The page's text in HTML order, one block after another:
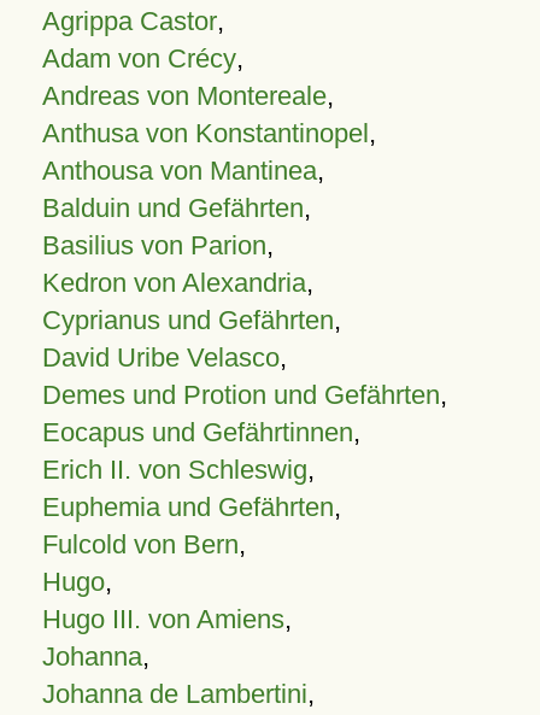
Agrippa Castor,
Adam von Crécy,
Andreas von Montereale,
Anthusa von Konstantinopel,
Anthousa von Mantinea,
Balduin und Gefährten,
Basilius von Parion,
Kedron von Alexandria,
Cyprianus und Gefährten,
David Uribe Velasco,
Demes und Protion und Gefährten,
Eocapus und Gefährtinnen,
Erich II. von Schleswig,
Euphemia und Gefährten,
Fulcold von Bern,
Hugo,
Hugo III. von Amiens,
Johanna,
Johanna de Lambertini,